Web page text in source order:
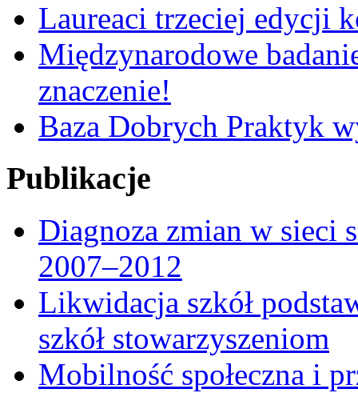
Laureaci trzeciej edycji
Międzynarodowe
znaczenie!
Baza Dobrych Praktyk
Publikacje
Diagnoza zmian w sieci
2007–2012
Likwidacja szkół
szkół stowarzyszeniom
Mobilność społeczna i